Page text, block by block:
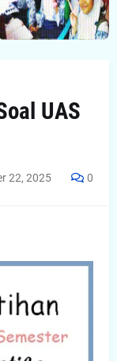
UAS
22, 2025 0